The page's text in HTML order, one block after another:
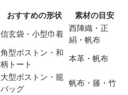
おすすめの形状
素材の目安
信玄袋・小型巾着
西陣織・正
絹・帆布
角型ボストン・和
柄トート
本革・帆布
大型ボストン・籠
バッグ
帆布・籐・竹